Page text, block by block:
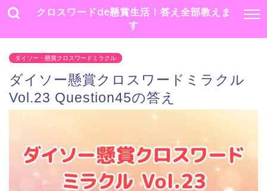
クロスワードde懸賞生活！答え全部教えま
す
ダイソー・懸賞クロスワードミラクル
ダイソー懸賞クロスワードミラクル
Vol.23 Question45の答え